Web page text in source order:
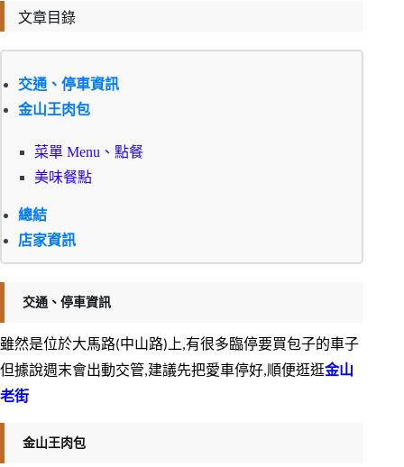
文章目錄
交通、停車資訊
金山王肉包
菜單 Menu、點餐
美味餐點
總結
店家資訊
交通、停車資訊
雖然是位於大馬路(中山路)上,有很多臨停要買包子的車子
但據說週末會出動交管,建議先把愛車停好,順便逛逛金山
老街
金山王肉包